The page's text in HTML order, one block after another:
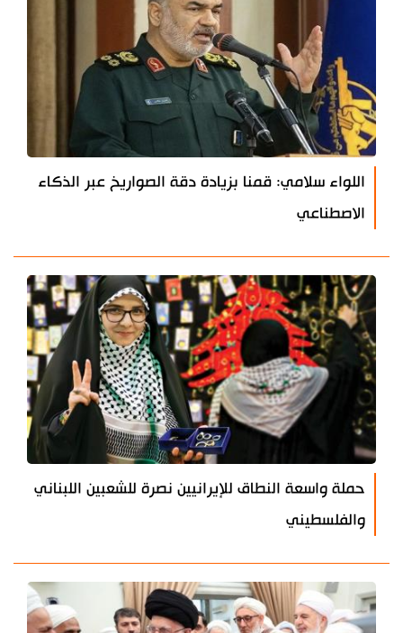
اللواء سلامي: قمنا بزيادة دقة الصواريخ عبر الذكاء
الاصطناعي
حملة واسعة النطاق للإيرانيين نصرة للشعبين اللبناني
والفلسطيني